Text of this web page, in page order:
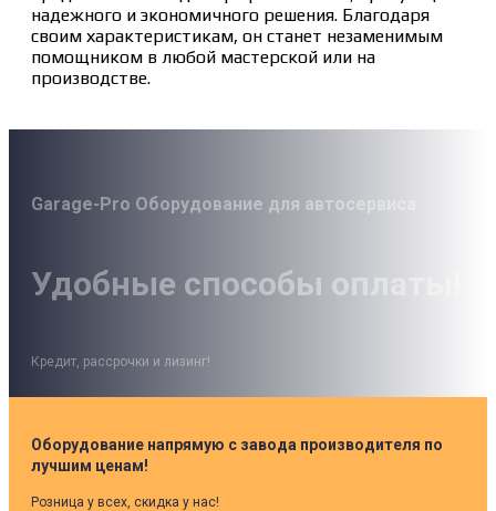
надежного и экономичного решения. Благодаря
своим характеристикам, он станет незаменимым
помощником в любой мастерской или на
производстве.
Garage-Pro Оборудование для автосервиса
Удобные способы оплаты!
Кредит, рассрочки и лизинг!
Оборудование напрямую с завода производителя по
лучшим ценам!
Розница у всех, скидка у нас!